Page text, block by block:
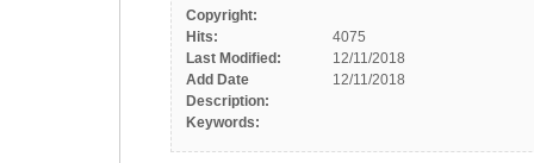
Copyright:
Hits:
4075
Last Modified:
12/11/2018
Add Date
12/11/2018
Description:
Keywords: